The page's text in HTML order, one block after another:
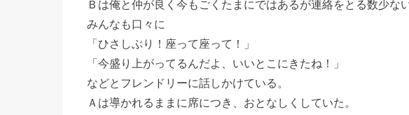
Ｂは俺と仲が良く今もごくたまにではあるが連絡をとる数少な
みんなも口々に
「ひさしぶり！座って座って！」
「今盛り上がってるんだよ、いいとこにきたね！」
などとフレンドリーに話しかけている。
Ａは導かれるままに席につき、おとなしくしていた。